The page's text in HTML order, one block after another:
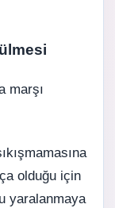
marşı
olduğu için
yaralanmaya